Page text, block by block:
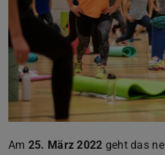
Am 25. März 2022 geht das